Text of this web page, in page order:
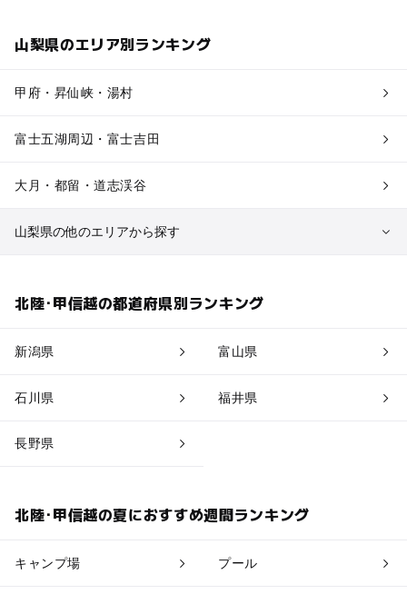
山梨県のエリア別ランキング
甲府・昇仙峡・湯村
富士五湖周辺・富士吉田
大月・都留・道志渓谷
山梨県の他のエリアから探す
北陸･甲信越の都道府県別ランキング
新潟県 富山県
石川県 福井県
長野県
北陸･甲信越の夏におすすめ週間ランキング
キャンプ場 プール